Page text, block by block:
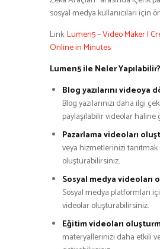
sosyal medya kullanıcıları için
Link:Lumen5 – Video Maker |
Online in Minutes
Lumen5 ile Neler Yapılabilir?
Blog yazılarını videoya
Blog yazılarınızı daha ilgi
paylaşılabilir videolar
Pazarlama videoları
veya hizmetlerinizi
oluşturabilirsiniz.
Sosyal medya videoları
Sosyal medya platformları
videolar oluşturabilirsiniz.
Eğitim videoları
materyallerinizi daha etkili